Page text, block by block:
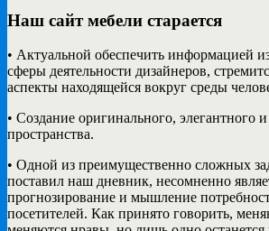
Наш сайт мебели старается
• Актуальной обеспечить информацией
сферы деятельности дизайнеров,
аспекты находящейся вокруг среды
• Создание оригинального, элегантного
пространства.
• Одной из преимущественно сложных
поставил наш дневник, несомненно
прогнозирование и мышление
посетителей. Как принято говорить,